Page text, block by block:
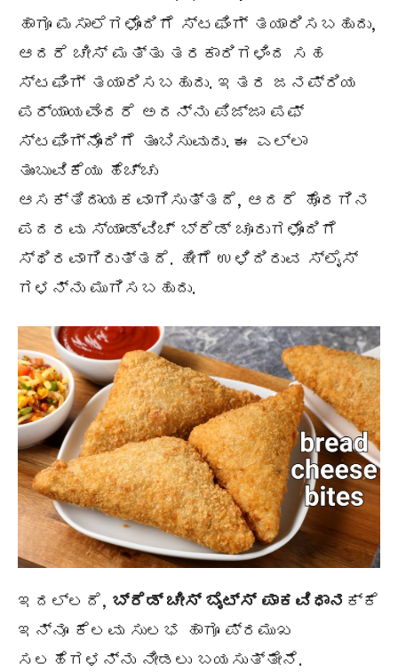
ಹಾಗೂ ಮಸಾಲೆಗಳೊಂದಿಗೆ ಸ್ಟಫಿಂಗ್ ತಯಾರಿಸಬಹುದು,
ಆದರೆ ಚೀಸ್ ಮತ್ತು ತರಕಾರಿಗಳಿಂದ ಸಹ
ಸ್ಟಫಿಂಗ್ ತಯಾರಿಸಬಹುದು. ಇತರ ಜನಪ್ರಿಯ
ಪರ್ಯಾಯವೆಂದರೆ ಅದನ್ನು ಪಿಜ್ಜಾ ಪಫ್
ಸ್ಟಫಿಂಗ್‌ನೊಂದಿಗೆ ತುಂಬಿಸುವುದು. ಈ ಎಲ್ಲಾ
ತುಂಬುವಿಕೆಯು ಹೆಚ್ಚು
ಆಸಕ್ತಿದಾಯಕವಾಗಿಸುತ್ತದೆ, ಆದರೆ ಹೊರಗಿನ
ಪದರವು ಸ್ಯಾಂಡ್‌ವಿಚ್ ಬ್ರೆಡ್ ಚೂರುಗಳೊಂದಿಗೆ
ಸ್ಥಿರವಾಗಿರುತ್ತದೆ. ಹೀಗೆ ಉಳಿದಿರುವ ಸ್ಲೈಸ್
ಗಳನ್ನು ಮುಗಿಸಬಹುದು.
ಇದಲ್ಲದೆ, ಬ್ರೆಡ್ ಚೀಸ್ ಬೈಟ್ಸ್ ಪಾಕವಿಧಾನ ಕ್ಕೆ
ಇನ್ನೂ ಕೆಲವು ಸುಲಭ ಹಾಗೂ ಪ್ರಮುಖ
ಸಲಹೆಗಳನ್ನು ನೀಡಲು ಬಯಸುತ್ತೇನೆ.